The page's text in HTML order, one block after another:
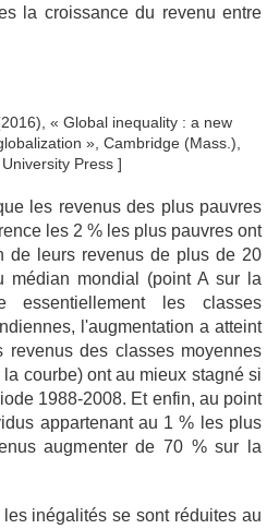
la croissance du revenu entre
« Global inequality : a new
», Cambridge (Mass.),
Press ]
les revenus des plus pauvres
les 2 % les plus pauvres ont
de leurs revenus de plus de 20
médian mondial (point A sur la
essentiellement les classes
l'augmentation a atteint
des classes moyennes
courbe) ont au mieux stagné si
1988-2008. Et enfin, au point
appartenant au 1 % les plus
augmenter de 70 % sur la
inégalités se sont réduites au